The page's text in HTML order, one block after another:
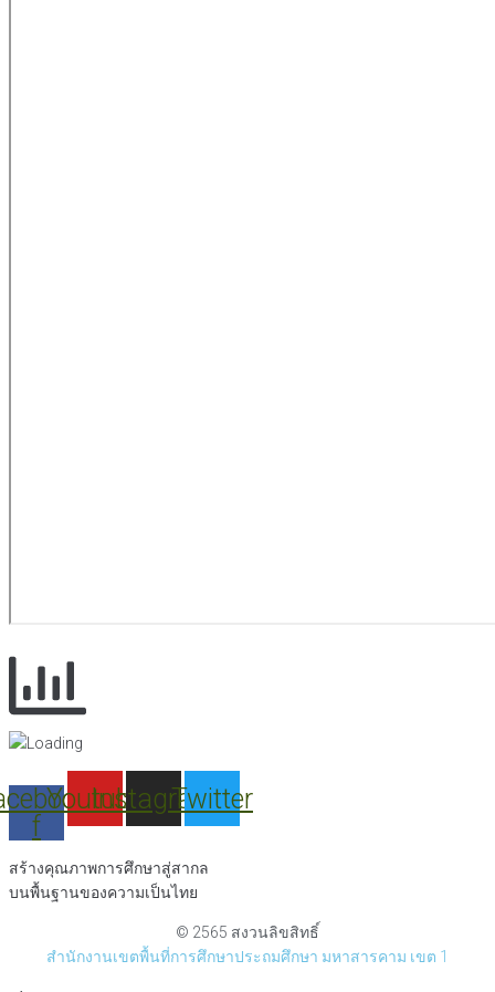
f
Youtube
Instagram
Twitter
สร้างคุณภาพการศึกษาสู่สากล
บนพื้นฐานของความเป็นไทย
© 2565 สงวนลิขสิทธิ์
สำนักงานเขตพื้นที่การศึกษาประถมศึกษา มหาสารคาม เขต 1